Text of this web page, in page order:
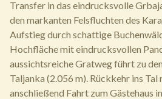
Transfer in das eindrucksvolle
den markanten Felsfluchten des
Aufstieg durch schattige
Hochfläche mit eindrucksvollen
aussichtsreiche Gratweg führt zu
Taljanka (2.056 m). Rückkehr ins
anschließend Fahrt zum Gästehaus